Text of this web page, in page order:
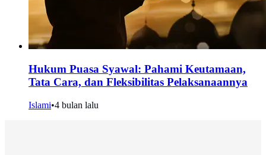
Hukum Puasa Syawal: Pahami Keutamaan,
Tata Cara, dan Fleksibilitas Pelaksanaannya
Islami•4 bulan lalu